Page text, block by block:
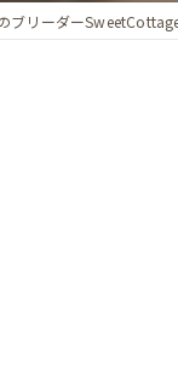
ドッグラン
ブリーダー